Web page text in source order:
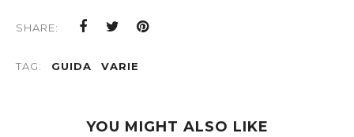
SHARE:
TAG: GUIDA VARIE
YOU MIGHT ALSO LIKE